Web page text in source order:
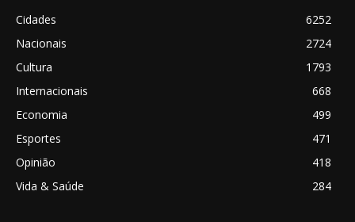
Cidades
6252
Nacionais
2724
Cultura
1793
Internacionais
668
Economia
499
Esportes
471
Opinião
418
Vida & Saúde
284